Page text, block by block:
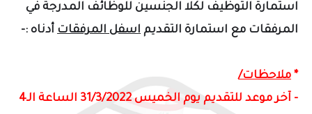
استمارة التوظيف لكلا الجنسين للوظائف المدرجة في
المرفقات مع استمارة التقديم اسفل المرفقات أدناه :-
* ملاحظات/
- آخر موعد للتقديم يوم الخميس 31/3/2022 الساعة الـ4